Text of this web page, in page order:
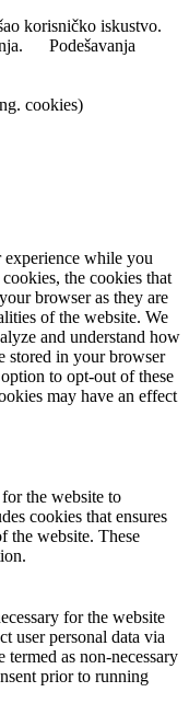
korisničko iskustvo.
Podešavanja
cookies)
while you
the cookies that
browser as they are
of the website. We
and understand how
stored in your browser
to opt-out of these
may have an effect
the website to
cookies that ensures
the website. These
for the website
user personal data via
termed as non-necessary
prior to running